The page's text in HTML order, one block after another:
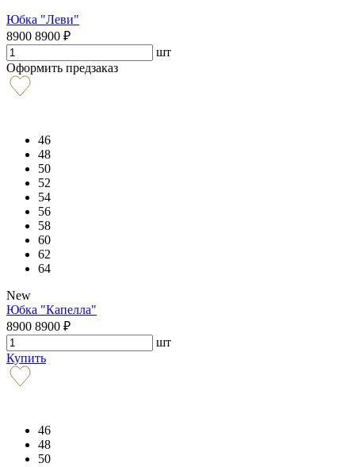
Юбка "Леви"
8900 8900 ₽
шт
Оформить предзаказ
46
48
50
52
54
56
58
60
62
64
New
Юбка "Капелла"
8900 8900 ₽
шт
Купить
46
48
50